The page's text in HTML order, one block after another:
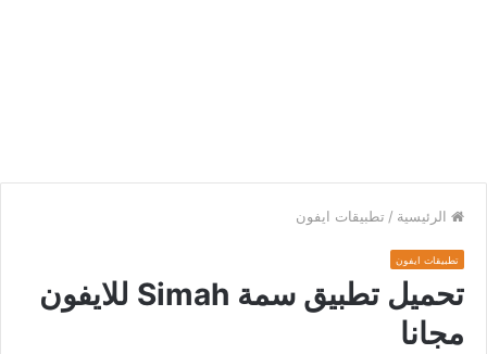
الرئيسية / تطبيقات ايفون
تطبيقات ايفون
تحميل تطبيق سمة Simah للايفون
مجانا